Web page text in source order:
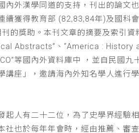
內外漢學同道的支持，刊出的論文
續獲得教育部 (82,83,84年)及國科
的獎助。本刊文章的摘要及索引資
Abstracts”、“America : History
等國內外資料庫中 ，並自民國九
講座」，邀請海內外知名學人進行
起人有二十二位，為了史學界經驗
社也於每年年會時，經由推薦、審